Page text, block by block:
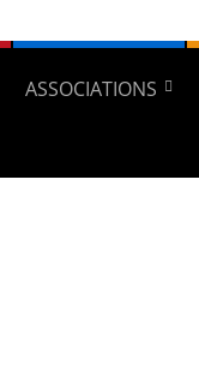
ASSOCIATIONS